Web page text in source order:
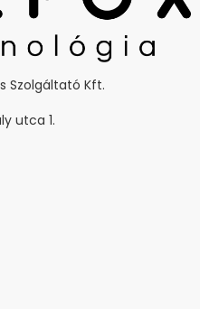
Szolgáltató Kft.
utca 1.